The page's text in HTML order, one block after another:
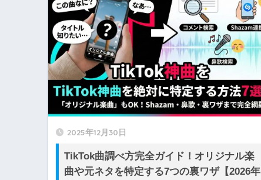
2025年12月30日
TikTok曲調べ方完全ガイド！オリジナル楽
曲や元ネタを特定する7つの裏ワザ【2026年